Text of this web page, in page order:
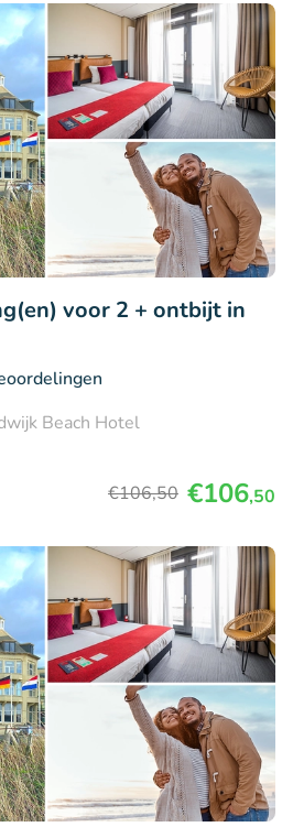
voor 2 + ontbijt in
Beach Hotel
€106,50 €106,50